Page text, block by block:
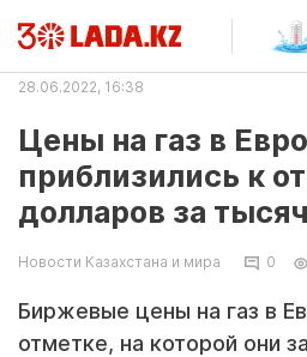
28.06.2022, 16:38
Цены на газ в
приблизились к
долларов за
Новости Казахстана и мира 0
Биржевые цены на газ в
отметке, на которой они